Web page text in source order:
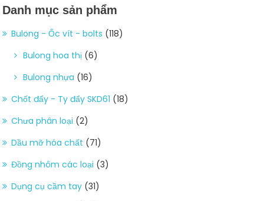
Danh mục sản phẩm
Bulong - Ốc vít - bolts (118)
Bulong hoa thị (6)
Bulong nhựa (16)
Chốt đẩy - Ty đẩy SKD61 (18)
Chưa phân loại (2)
Dầu mỡ hóa chất (71)
Đồng nhôm các loại (3)
Dụng cụ cầm tay (31)